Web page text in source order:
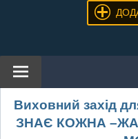
Виховний захід
ЗНАЄ КОЖНА